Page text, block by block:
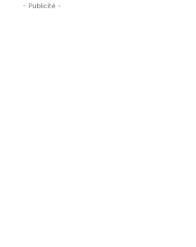
- Publicité -